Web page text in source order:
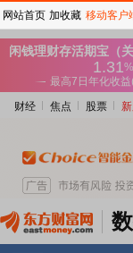
财经 焦点 股票
网站首页 加收藏 移动客户